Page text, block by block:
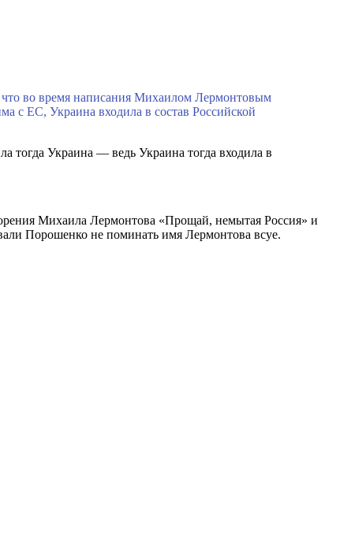
во время написания Михаилом Лермонтовым
с ЕС, Украина входила в состав Российской
тогда Украина — ведь Украина тогда входила в
Михаила Лермонтова «Прощай, немытая Россия» и
Порошенко не поминать имя Лермонтова всуе.